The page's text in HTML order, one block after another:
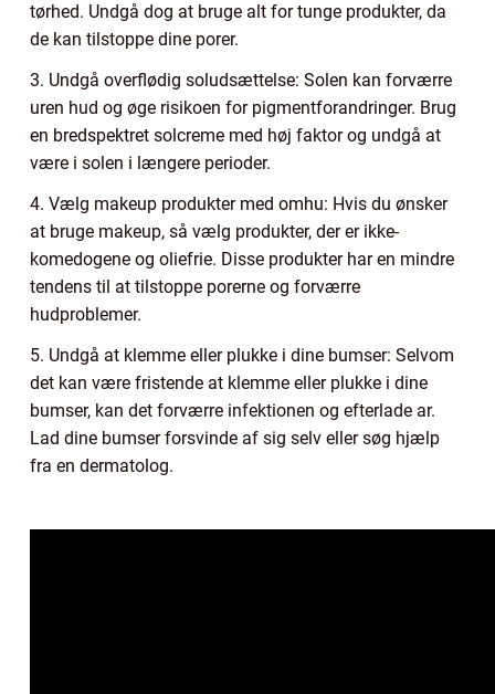
tørhed. Undgå dog at bruge alt for tunge produkter, da
de kan tilstoppe dine porer.
3. Undgå overflødig soludsættelse: Solen kan forværre
uren hud og øge risikoen for pigmentforandringer. Brug
en bredspektret solcreme med høj faktor og undgå at
være i solen i længere perioder.
4. Vælg makeup produkter med omhu: Hvis du ønsker
at bruge makeup, så vælg produkter, der er ikke-
komedogene og oliefrie. Disse produkter har en mindre
tendens til at tilstoppe porerne og forværre
hudproblemer.
5. Undgå at klemme eller plukke i dine bumser: Selvom
det kan være fristende at klemme eller plukke i dine
bumser, kan det forværre infektionen og efterlade ar.
Lad dine bumser forsvinde af sig selv eller søg hjælp
fra en dermatolog.